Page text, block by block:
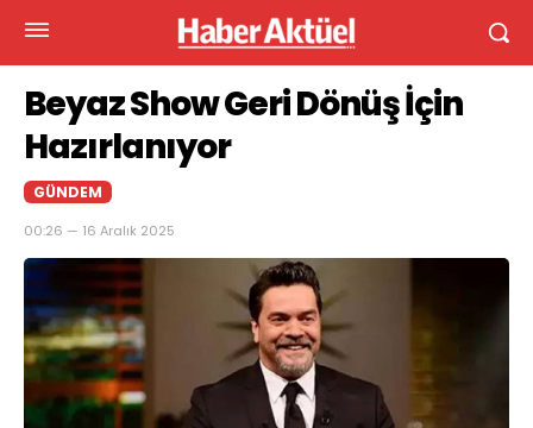
Beyaz Show Geri Dönüş İçin
Hazırlanıyor
GÜNDEM
00:26 — 16 Aralık 2025